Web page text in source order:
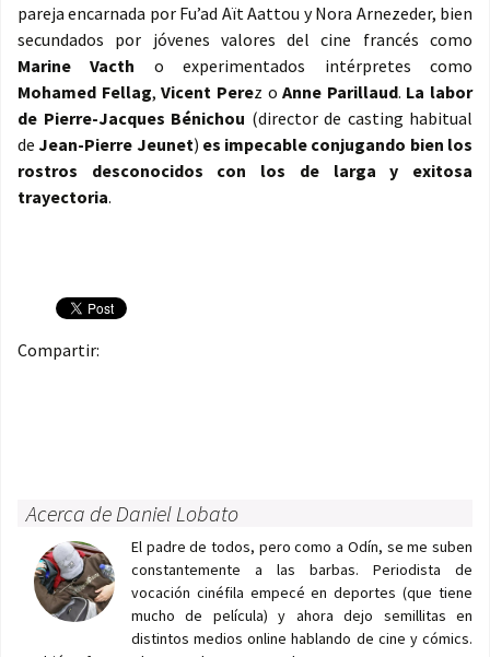
pareja encarnada por Fu’ad Aït Aattou y Nora Arnezeder, bien
secundados por jóvenes valores del cine francés como
Marine Vacth o experimentados intérpretes como
Mohamed Fellag,Vicent Perez oAnne Parillaud. La labor
de Pierre-Jacques Bénichou (director de casting habitual
deJean-Pierre Jeunet) es impecable conjugando bien los
rostros desconocidos con los de larga y exitosa
trayectoria.
Compartir:
Acerca de Daniel Lobato
El padre de todos, pero como a Odín, se me suben
constantemente a las barbas. Periodista de
vocación cinéfila empecé en deportes (que tiene
mucho de película) y ahora dejo semillitas en
distintos medios online hablando de cine y cómics.